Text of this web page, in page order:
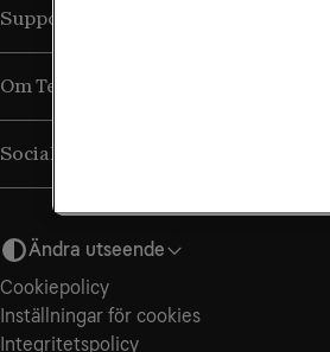
Support
Om Tele2
Sociala medier
Ändra utseende
Cookiepolicy
Inställningar för cookies
Integritets­policy